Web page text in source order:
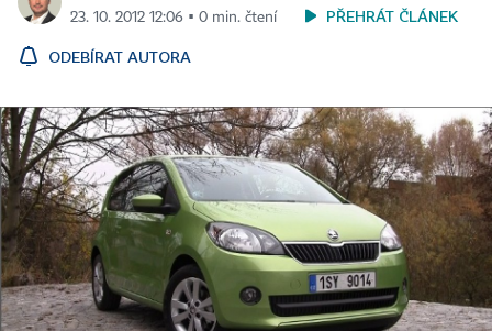
23. 10. 2012 12:06 ▪ 0 min. čtení
PŘEHRÁT ČLÁNEK
ODEBÍRAT AUTORA